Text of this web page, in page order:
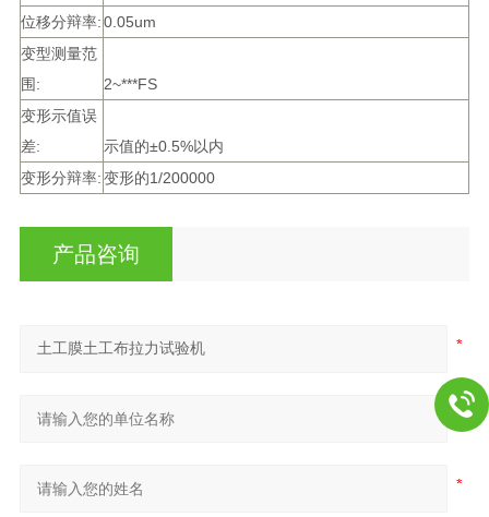
位移分辩率:0.05um
变型测量范
围:
2~***FS
变形示值误
差:
示值的±0.5%以内
变形分辩率:变形的1/200000
产品咨询